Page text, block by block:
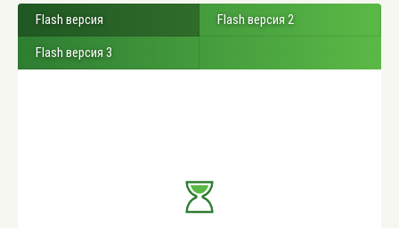
Flash версия Flash версия 2
Flash версия 3